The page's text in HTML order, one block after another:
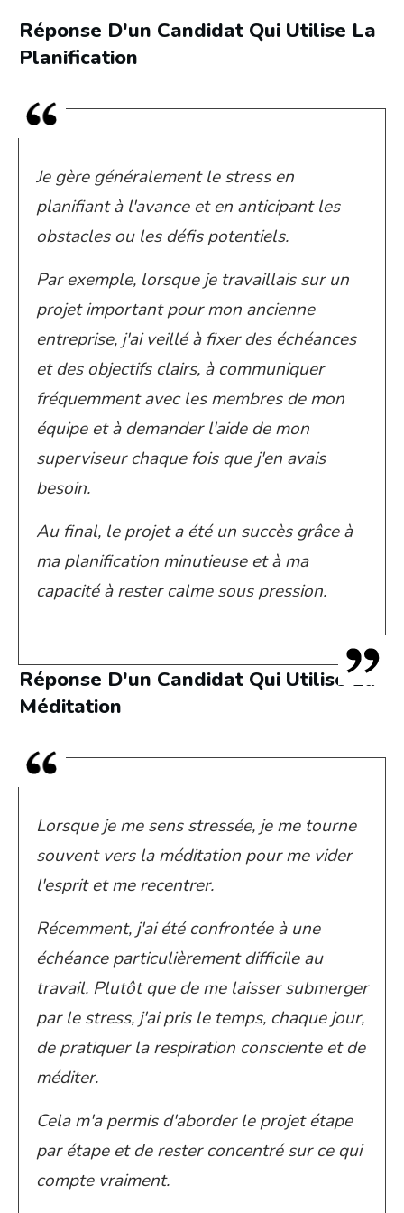
Réponse D'un Candidat Qui Utilise La
Planification
Je gère généralement le stress en
planifiant à l'avance et en anticipant les
obstacles ou les défis potentiels.
Par exemple, lorsque je travaillais sur un
projet important pour mon ancienne
entreprise, j'ai veillé à fixer des échéances
et des objectifs clairs, à communiquer
fréquemment avec les membres de mon
équipe et à demander l'aide de mon
superviseur chaque fois que j'en avais
besoin.
Au final, le projet a été un succès grâce à
ma planification minutieuse et à ma
capacité à rester calme sous pression.
Réponse D'un Candidat Qui Utilise La
Méditation
Lorsque je me sens stressée, je me tourne
souvent vers la méditation pour me vider
l'esprit et me recentrer.
Récemment, j'ai été confrontée à une
échéance particulièrement difficile au
travail. Plutôt que de me laisser submerger
par le stress, j'ai pris le temps, chaque jour,
de pratiquer la respiration consciente et de
méditer.
Cela m'a permis d'aborder le projet étape
par étape et de rester concentré sur ce qui
compte vraiment.